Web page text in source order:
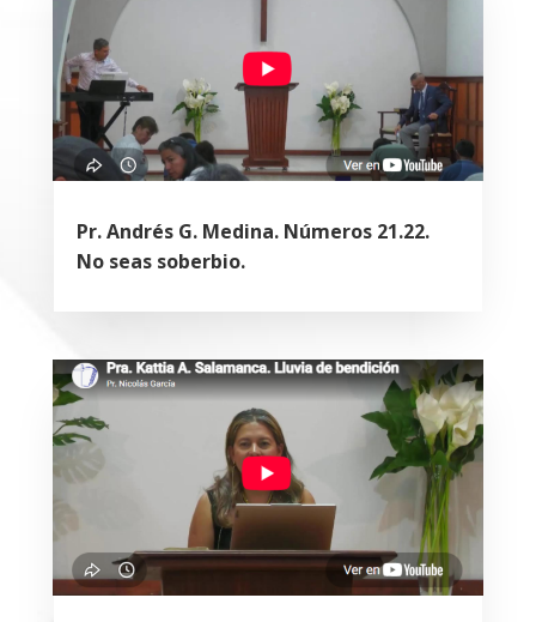
Pr. Andrés G. Medina. Números 21.22.
No seas soberbio.